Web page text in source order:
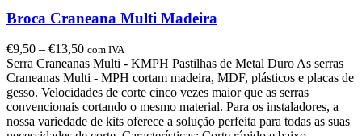
Broca Craneana Multi Madeira
€9,50 – €13,50 com IVA
Serra Craneanas Multi - KMPH Pastilhas de Metal Duro As serras
Craneanas Multi - MPH cortam madeira, MDF, plásticos e placas de
gesso. Velocidades de corte cinco vezes maior que as serras
convencionais cortando o mesmo material. Para os instaladores, a
nossa variedade de kits oferece a solução perfeita para todas as suas